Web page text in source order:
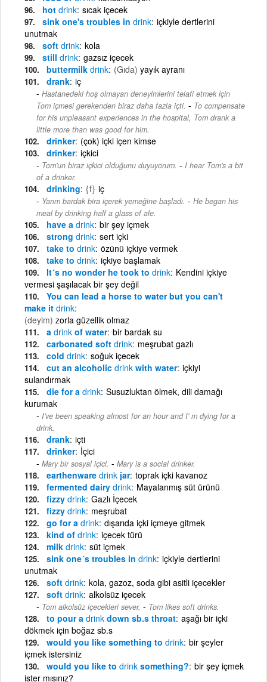
hot drink sıcak içecek
sink one's troubles in drink içkiyle dertlerini
unutmak
soft drink kola
still drink gazsız içecek
buttermilk drink (Gıda) yayık ayranı
drank iç
Hastanedeki hoş olmayan deneyimlerini telafi etmek için
Tom içmesi gerekenden biraz daha fazla içti. - To compensate
for his unpleasant experiences in the hospital, Tom drank a
little more than was good for him.
drinker (çok) içki içen kimse
drinker içkici
Tom'un biraz içkici olduğunu duyuyorum. - I hear Tom's a bit
of a drinker.
drinking {f} iç
Yarım bardak bira içerek yemeğine başladı. - He began his
meal by drinking half a glass of ale.
have a drink bir şey içmek
strong drink sert içki
take to drink özünü içkiye vermek
take to drink içkiye başlamak
It´s no wonder he took to drink Kendini içkiye
vermesi şaşılacak bir şey değil
You can lead a horse to water but you can't
make it drink
(deyim) zorla güzellik olmaz
a drink of water bir bardak su
carbonated soft drink meşrubat gazlı
cold drink soğuk içecek
cut an alcoholic drink with water içkiyi
sulandırmak
die for a drink Susuzluktan ölmek, dili damağı
kurumak
I've been speaking almost for an hour and I' m dying for a
drink.
drank içti
drinker İçici
Mary bir sosyal içici. - Mary is a social drinker.
earthenware drink jar toprak içki kavanoz
fermented dairy drink Mayalanmış süt ürünü
fizzy drink Gazlı İçecek
fizzy drink meşrubat
go for a drink dışarıda içki içmeye gitmek
kind of drink içecek türü
milk drink süt içmek
sink one´s troubles in drink içkiyle dertlerini
unutmak
soft drink kola, gazoz, soda gibi asitli içecekler
soft drink alkolsüz içecek
Tom alkolsüz içecekleri sever. - Tom likes soft drinks.
to pour a drink down sb.s throat aşağı bir içki
dökmek için boğaz sb.s
would you like something to drink bir şeyler
içmek istersiniz
would you like to drink something? bir şey içmek
ister mısınız?